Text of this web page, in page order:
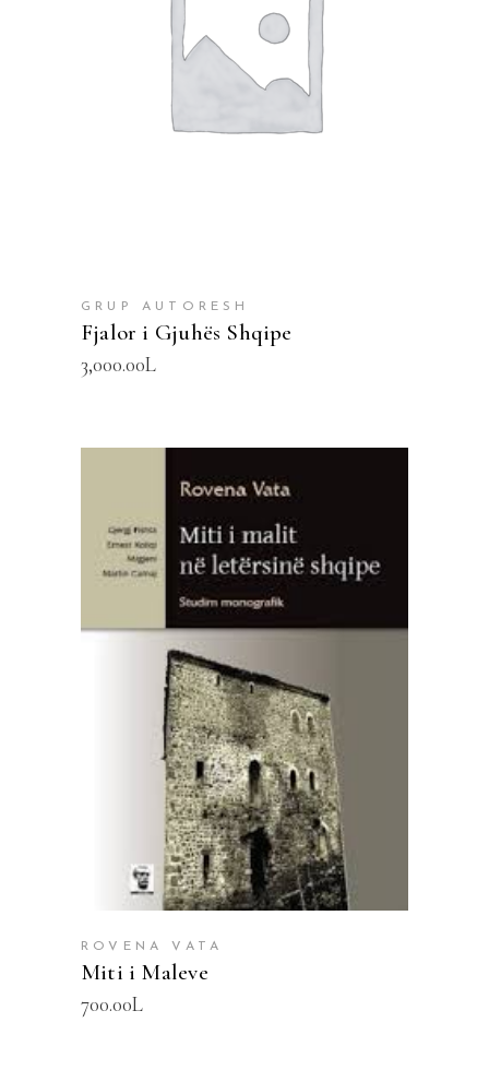
SHTOJE NË SHPORTË
GRUP AUTORESH
Fjalor i Gjuhës Shqipe
3,000.00L
SHTOJE NË SHPORTË
ROVENA VATA
Miti i Maleve
700.00L